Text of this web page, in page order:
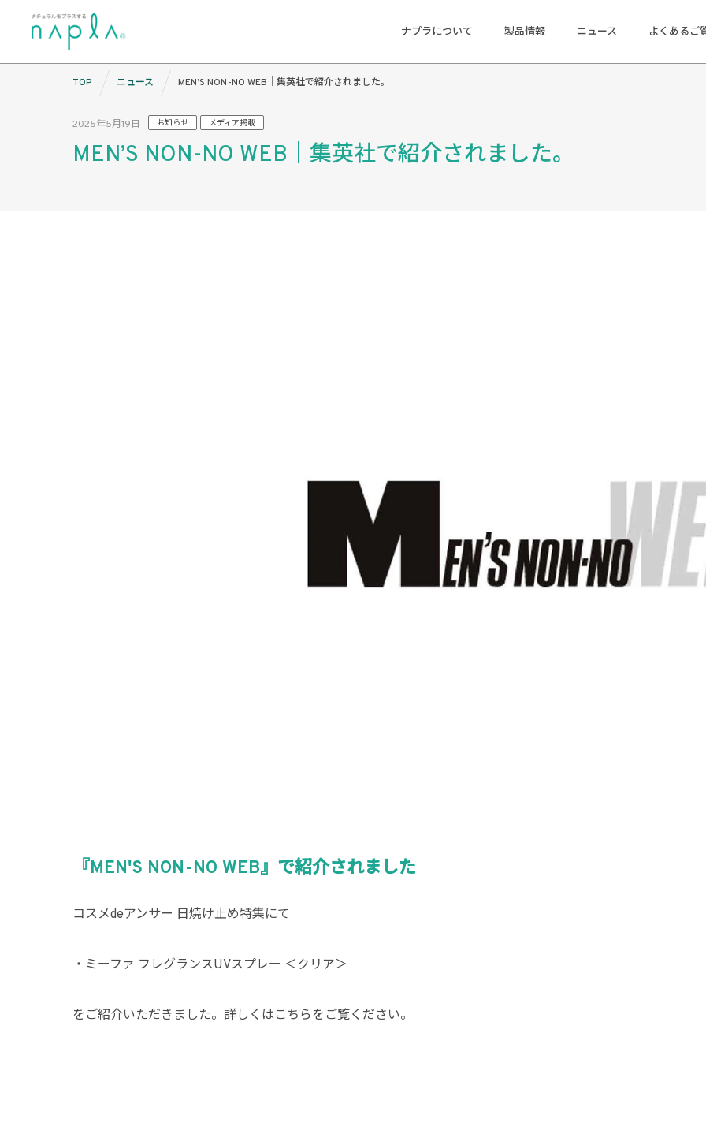
ナプラについて 製品情報 ニュース よくあるご
2025年5月19日 お知らせ メディア掲載
MEN’S NON-NO WEB｜集英社で紹介されました。
『MEN'S NON-NO WEB』で紹介されました
コスメdeアンサー 日焼け止め特集にて
・ミーファ フレグランスUVスプレー ＜クリア＞
をご紹介いただきました。詳しくはこちらをご覧ください。
TOP ニュース MEN’S NON-NO WEB｜集英社で紹介されました。